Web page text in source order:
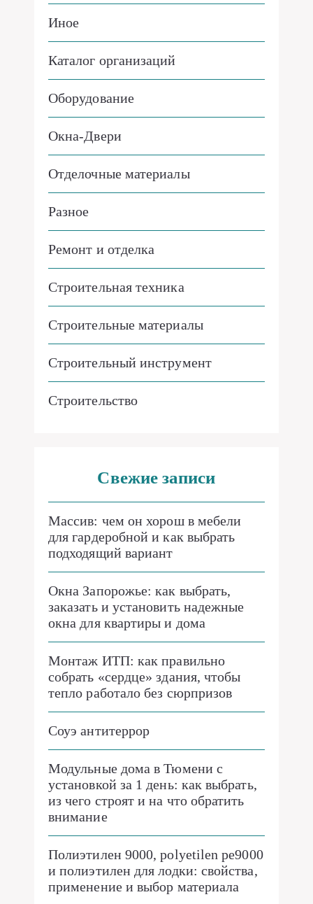
Иное
Каталог организаций
Оборудование
Окна-Двери
Отделочные материалы
Разное
Ремонт и отделка
Строительная техника
Строительные материалы
Строительный инструмент
Строительство
Свежие записи
Массив: чем он хорош в мебели
для гардеробной и как выбрать
подходящий вариант
Окна Запорожье: как выбрать,
заказать и установить надежные
окна для квартиры и дома
Монтаж ИТП: как правильно
собрать «сердце» здания, чтобы
тепло работало без сюрпризов
Соуэ антитеррор
Модульные дома в Тюмени с
установкой за 1 день: как выбрать,
из чего строят и на что обратить
внимание
Полиэтилен 9000, polyetilen pe9000
и полиэтилен для лодки: свойства,
применение и выбор материала